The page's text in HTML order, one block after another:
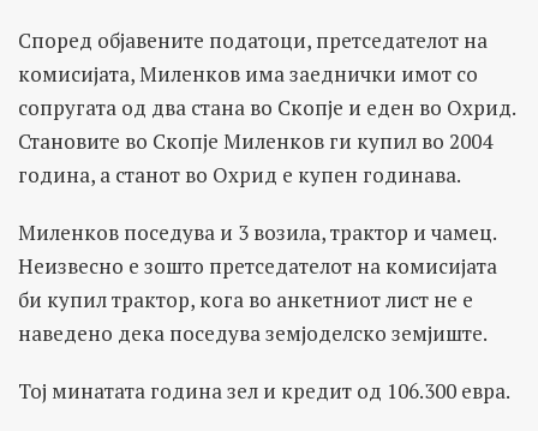
Според објавените податоци, претседателот на
комисијата, Миленков има заеднички имот со
сопругата од два стана во Скопје и еден во Охрид.
Становите во Скопје Миленков ги купил во 2004
година, а станот во Охрид е купен годинава.
Миленков поседува и 3 возила, трактор и чамец.
Неизвесно е зошто претседателот на комисијата
би купил трактор, кога во анкетниот лист не е
наведено дека поседува земјоделско земјиште.
Тој минатата година зел и кредит од 106.300 евра.